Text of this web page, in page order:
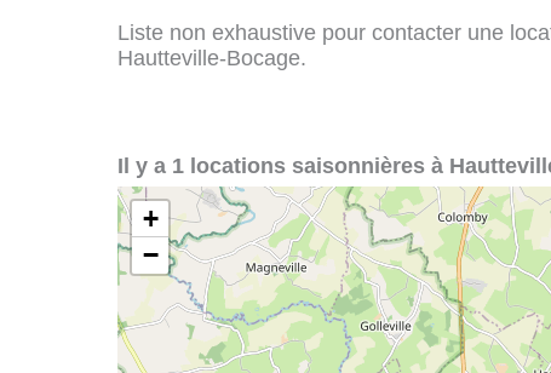
Liste non exhaustive pour contacter une
Hautteville-Bocage.
Il y a 1 locations saisonnières à
+
−